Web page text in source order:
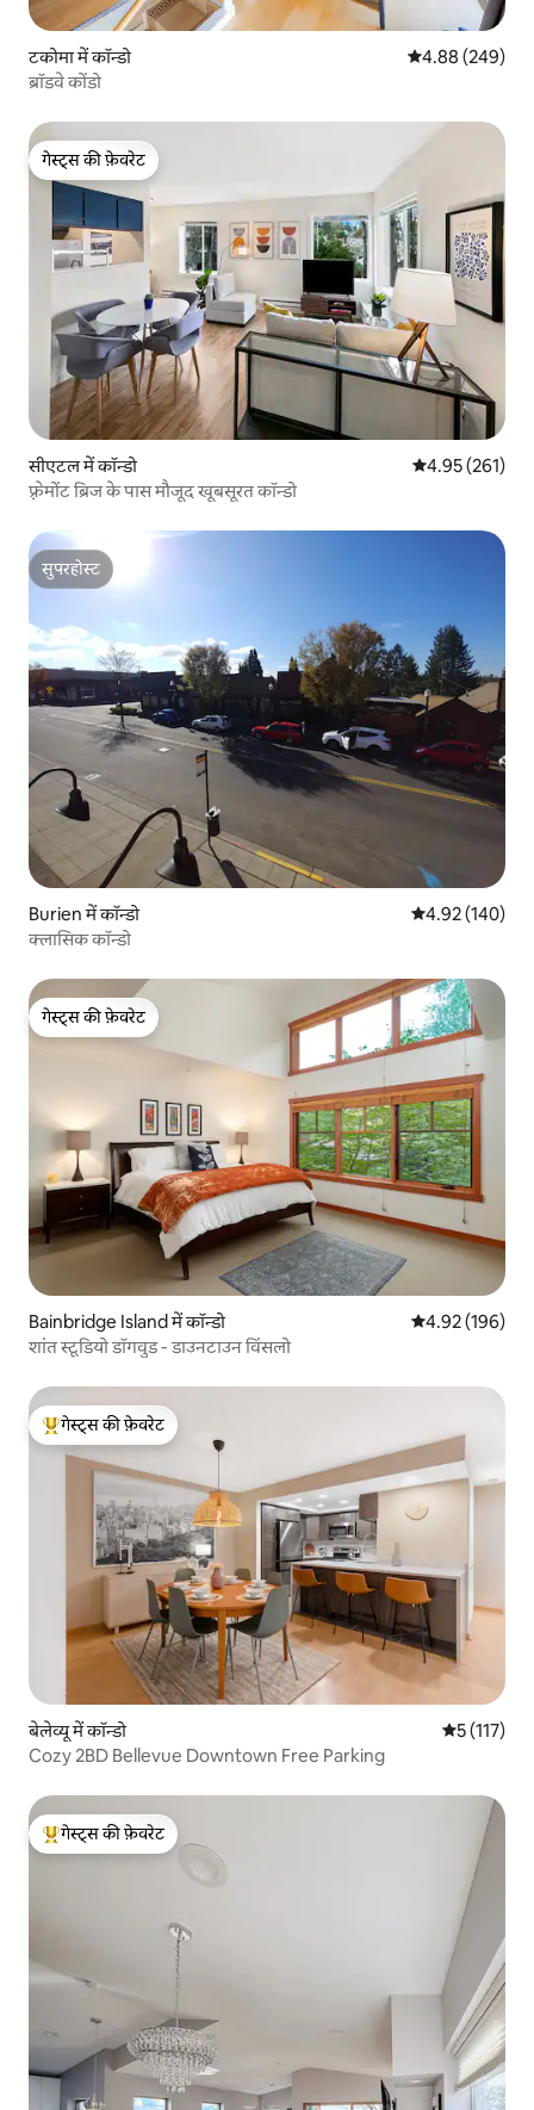
टकोमा में कॉन्डो औसत रेटिंग 5 में से
4.88 (249)
ब्रॉडवे कोंडो
गेस्ट्स की फ़ेवरेट
गेस्ट्स की फ़ेवरेट
सीएटल में कॉन्डो औसत रेटिंग 5 में से
4.95 (261)
फ़्रेमोंट ब्रिज के पास मौजूद खूबसूरत कॉन्डो
सुपरहोस्ट
सुपरहोस्ट
Burien में कॉन्डो औसत रेटिंग 5 में से
4.92 (140)
क्लासिक कॉन्डो
गेस्ट्स की फ़ेवरेट
गेस्ट्स की फ़ेवरेट
Bainbridge Island में कॉन्डो औसत रेटिंग 5 में से
4.92 (196)
शांत स्टूडियो डॉगवुड - डाउनटाउन विंसलो
गेस्ट्स का टॉप फ़ेवरेट
गेस्ट्स की फ़ेवरेट
बेलेव्यू में कॉन्डो औसत रेटिंग 5
5 (117)
Cozy 2BD Bellevue Downtown Free Parking
गेस्ट्स का टॉप फ़ेवरेट
गेस्ट्स की फ़ेवरेट